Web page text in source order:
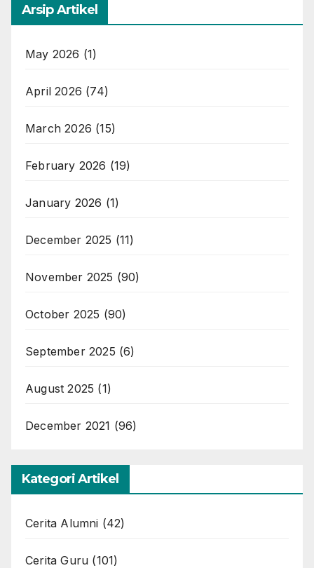
Arsip Artikel
May 2026 (1)
April 2026 (74)
March 2026 (15)
February 2026 (19)
January 2026 (1)
December 2025 (11)
November 2025 (90)
October 2025 (90)
September 2025 (6)
August 2025 (1)
December 2021 (96)
Kategori Artikel
Cerita Alumni (42)
Cerita Guru (101)